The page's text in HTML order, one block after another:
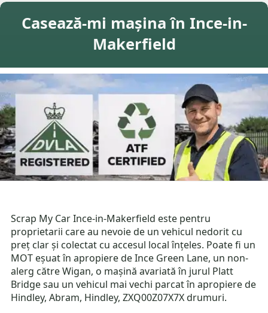
Casează-mi mașina în Ince-in-
Makerfield
Scrap My Car Ince-in-Makerfield este pentru
proprietarii care au nevoie de un vehicul nedorit cu
preț clar și colectat cu accesul local înțeles. Poate fi un
MOT eșuat în apropiere de Ince Green Lane, un non-
alerg către Wigan, o mașină avariată în jurul Platt
Bridge sau un vehicul mai vechi parcat în apropiere de
Hindley, Abram, Hindley, ZXQ00Z07X7X drumuri.